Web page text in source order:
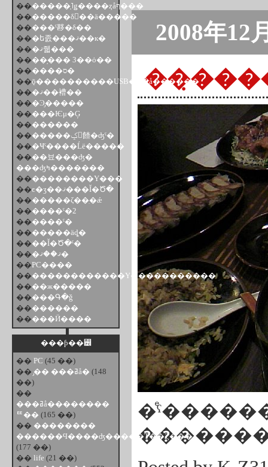
2008年12
��
�����֤˥ǥ����ȥåף���
�������δ򤷤��ä�����
�����ˤ夦�δ��
��
�ե졼���ޤ��к�
��
�ޤ줿���
����֥��� 3��ȯ��
��
����ס�
��ǭ����������USB�ե�å������
��
�ޤ��褿��
���Ͽ̡�����
�����Ѥμ�Ģ
��������
��
�����ݤ󤵤餷�ʤˤ�
���Ҹˤ����Ĺë�����
����뵤���ʤ�
���ʤߤ�������
����������Υ���
��
ͼ�ӡ��ޤ���Ĭ�Ծ�
�������ζ��ִ�ǽ
������ˤ�2
������ˤ�
�������äȡ�
����Ĭ�Ծ�ˤ�
��
�ޤ��ޤ�
��PC����
��������������Υ�����������
����ж�����
�����Գ�ǧ
��������
�����Ӥ����
���ƥ��꡼
�� PC (45 ��)
��
̡�� ���ߥå� (148
��)
��
���ߥå��������
ꥹ�� (165 ��)
�� ��������
������Ϥ����ʤ�����Τ��Ȥ���
(177 ��)
�� life (21 ��)